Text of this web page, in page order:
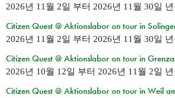
2026년 11월 2일 부터 2026년 11월 30일 년
Citizen Quest @ Aktionslabor on tour in
2026년 11월 2일 부터 2026년 11월 30일
Citizen Quest @ Aktionslabor on tour in
2026년 10월 12일 부터 2026년 11월 2일
Citizen Quest @ Aktionslabor on tour in Weil